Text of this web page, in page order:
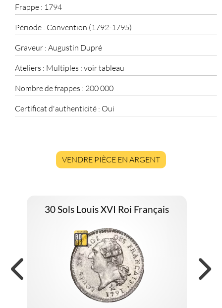
Frappe : 1794
Période : Convention (1792-1795)
Graveur : Augustin Dupré
Ateliers : Multiples : voir tableau
Nombre de frappes : 200 000
Certificat d'authenticité : Oui
VENDRE PIÈCE EN ARGENT
30 Sols Louis XVI Roi Français